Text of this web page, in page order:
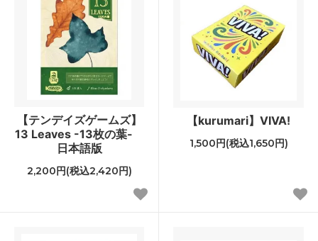
【テンデイズゲームズ】
13 Leaves -13枚の葉-
日本語版
2,200円(税込2,420円)
【kurumari】VIVA!
1,500円(税込1,650円)